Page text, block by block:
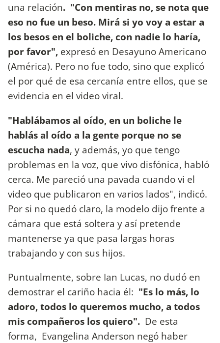
una relación. "Con mentiras no, se nota que
eso no fue un beso. Mirá si yo voy a estar a
los besos en el boliche, con nadie lo haría,
por favor", expresó en Desayuno Americano
(América). Pero no fue todo, sino que explicó
el por qué de esa cercanía entre ellos, que se
evidencia en el video viral.
"Hablábamos al oído, en un boliche le
hablás al oído a la gente porque no se
escucha nada, y además, yo que tengo
problemas en la voz, que vivo disfónica, habló
cerca. Me pareció una pavada cuando vi el
video que publicaron en varios lados", indicó.
Por si no quedó claro, la modelo dijo frente a
cámara que está soltera y así pretende
mantenerse ya que pasa largas horas
trabajando y con sus hijos.
Puntualmente, sobre Ian Lucas, no dudó en
demostrar el cariño hacia él: "Es lo más, lo
adoro, todos lo queremos mucho, a todos
mis compañeros los quiero". De esta
forma, Evangelina Anderson negó haber